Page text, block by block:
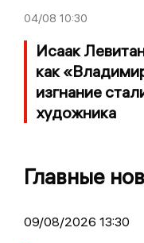
04/08 10:30
Исаак
как
изгнание
художника
Главные
09/08/2026 13:30